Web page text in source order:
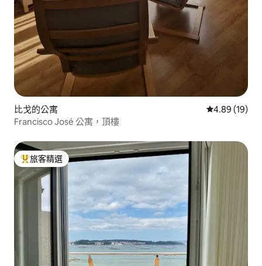
比戈的公寓 從 19 則評價
4.89 (19)
Francisco José 公寓，頂樓
旅客精選榜首
旅客精選